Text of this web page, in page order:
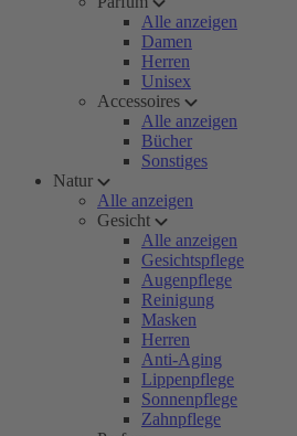
Alle anzeigen
Damen
Herren
Unisex
Accessoires
Alle anzeigen
Bücher
Sonstiges
Natur
Alle anzeigen
Gesicht
Alle anzeigen
Gesichtspflege
Augenpflege
Reinigung
Masken
Herren
Anti-Aging
Lippenpflege
Sonnenpflege
Zahnpflege